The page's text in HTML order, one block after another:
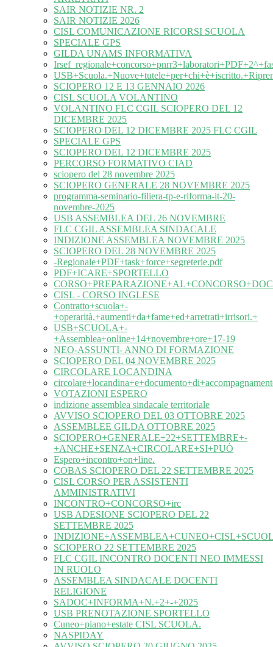
SAIR NOTIZIE NR. 2
SAIR NOTIZIE 2026
CISL COMUNICAZIONE RICORSI SCUOLA
SPECIALE GPS
GILDA UNAMS INFORMATIVA
SCIOPERO 12 E 13 GENNAIO 2026
CISL SCUOLA VOLANTINO
VOLANTINO FLC CGIL SCIOPERO DEL 12
DICEMBRE 2025
SCIOPERO DEL 12 DICEMBRE 2025 FLC CGIL
SPECIALE GPS
SCIOPERO DEL 12 DICEMBRE 2025
PERCORSO FORMATIVO CIAD
sciopero del 28 novembre 2025
SCIOPERO GENERALE 28 NOVEMBRE 2025
programma-seminario-filiera-tp-e-riforma-it-20-
novembre-2025
USB ASSEMBLEA DEL 26 NOVEMBRE
FLC CGIL ASSEMBLEA SINDACALE
INDIZIONE ASSEMBLEA NOVEMBRE 2025
SCIOPERO DEL 28 NOVEMBRE 2025
-Regionale+PDF+task+force+segreterie.pdf
PDF+ICARE+SPORTELLO
CISL - CORSO INGLESE
Contratto+scuola+-
+operarità,+aumenti+da+fame+ed+arretrati+irrisori.+
USB+SCUOLA+-
+Assemblea+online+14+novembre+ore+17-19
NEO-ASSUNTI- ANNO DI FORMAZIONE
SCIOPERO DEL 04 NOVEMBRE 2025
CIRCOLARE LOCANDINA
VOTAZIONI ESPERO
indizione assemblea sindacale territoriale
AVVISO SCIOPERO DEL 03 OTTOBRE 2025
ASSEMBLEE GILDA OTTOBRE 2025
SCIOPERO+GENERALE+22+SETTEMBRE+-
+ANCHE+SENZA+CIRCOLARE+SI+PUÒ
Espero+incontro+on+line.
COBAS SCIOPERO DEL 22 SETTEMBRE 2025
CISL CORSO PER ASSISTENTI
AMMINISTRATIVI
INCONTRO+CONCORSO+irc
USB ADESIONE SCIOPERO DEL 22
SETTEMBRE 2025
SCIOPERO 22 SETTEMBRE 2025
FLC CGIL INCONTRO DOCENTI NEO IMMESSI
IN RUOLO
ASSEMBLEA SINDACALE DOCENTI
RELIGIONE
SADOC+INFORMA+N.+2+-+2025
USB PRENOTAZIONE SPORTELLO
Cuneo+piano+estate CISL SCUOLA.
NASPIDAY